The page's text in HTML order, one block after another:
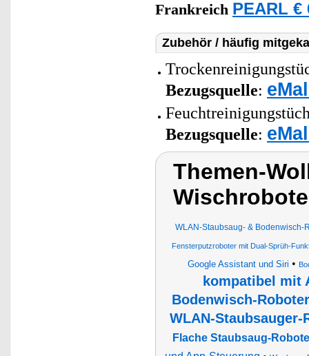
Frankreich PEARL €
Zubehör / häufig
Bezugsquelle:
Bezugsquelle:
Themen-
WLAN-Staubsaug- & Bodenwisch-
Fensterputzroboter mit Dual-Sprüh-
Google Assistant und Siri •
kompatibel mit
Bodenwisch-Roboter
WLAN-
Flache Staubsaug-